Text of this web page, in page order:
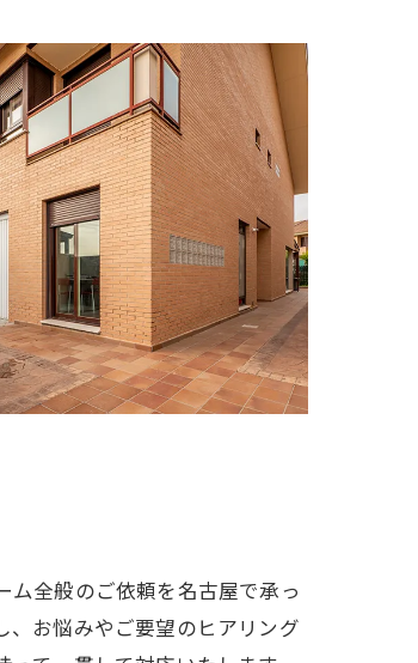
全般のご依頼を名古屋で承っ
、お悩みやご要望のヒアリング